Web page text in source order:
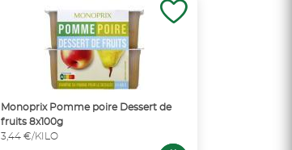
Monoprix Pomme poire Dessert de
fruits 8x100g
3,44 €/KILO